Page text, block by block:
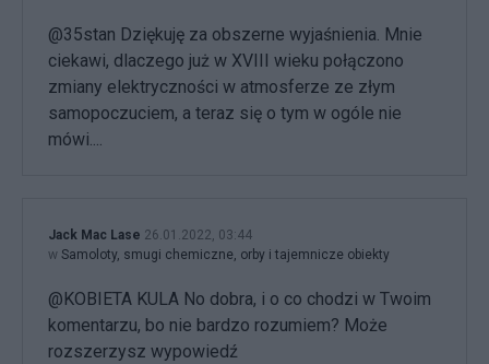
@35stan Dziękuję za obszerne wyjaśnienia. Mnie
ciekawi, dlaczego już w XVIII wieku połączono
zmiany elektryczności w atmosferze ze złym
samopoczuciem, a teraz się o tym w ogóle nie
mówi....
Jack Mac Lase 26.01.2022, 03:44
w Samoloty, smugi chemiczne, orby i tajemnicze obiekty
@KOBIETA KULA No dobra, i o co chodzi w Twoim
komentarzu, bo nie bardzo rozumiem? Może
rozszerzysz wypowiedź